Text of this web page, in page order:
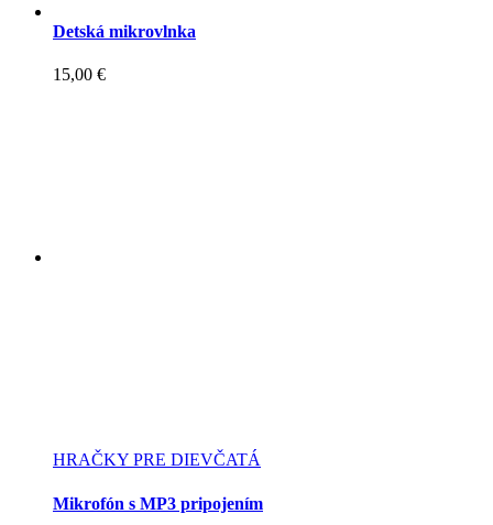
Detská mikrovlnka
15,00 €
HRAČKY PRE DIEVČATÁ
Mikrofón s MP3 pripojením